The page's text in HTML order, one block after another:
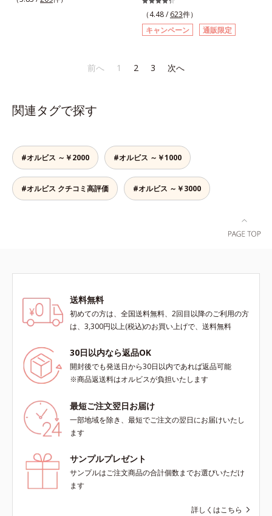
こやかに保つ保湿成分、微生物由来
アミノ酸（エクトイン）配合＝乱れ
しくする使いごこちを叶えました。
*1 メラニンの蓄積を抑え、シミ・
ソバカスを防ぐ*2 デクスパンテノ
と*4 うるおいによる透明感のある
肌*5 ターンオーバーを促進して、
す。毛穴や色ムラをカバーしながら
(*1)」にあります。7種の球状粉体
板状粉体が光を反射して、すっぴん
肌のようなナチュラルなツヤ感を演
出します。また、皮脂を吸着する
「あぶらとりパウダー(*3)」を配合
し、くずれ＆テカリを防いでサラサ
ォータープルーフ(*4)だから、レジ
シリカ、セルロース、窒化ホウ素配
合＝セミマット肌を叶える球状と板
状の粉体*2 シリカ6種類、セルロー
粉体*4 化粧持ち性能
る肌悩み(*2)にブレーキをかけ、化
粧水前の土台(*3)づくりで、うるお
いに満ち満ちた内側から弾むような
と不安…。いろいろケアしているの
に、あと一歩肌悩みが晴れない…。
透をサポートし、角層すみずみをう
るおいで満たします。さらに“うる
おいの通り道”を作って化粧水のな
じみ感をUP。化粧水前に使うこと
で、普段の化粧水の手ごたえをより
－２０）アルキルグルコシドの組み
合わせが初（2023年4月 Mintel社デ
るおい不足など*3 お手入れのファ
ーストステップのこと*4 細胞間脂
質に類似した構造*5 保湿成分
（4.48 / 623件）
キャンペーン
通販限定
前へ 1 2 3 次へ
関連タグで探す
#オルビス ～￥2000 #オルビス ～￥1000
#オルビス クチコミ高評価 #オルビス ～￥3000
送料無料
初めての方は、全国送料無料、2回目以降のご利用の方
は、3,300円以上(税込)のお買い上げで、送料無料
30日以内なら返品OK
開封後でも発送日から30日以内であれば返品可能
※商品返送料はオルビスが負担いたします
最短ご注文翌日お届け
一部地域を除き、最短でご注文の翌日にお届けいたし
ます
サンプルプレゼント
サンプルはご注文商品の合計個数までお選びいただけ
ます
詳しくはこちら